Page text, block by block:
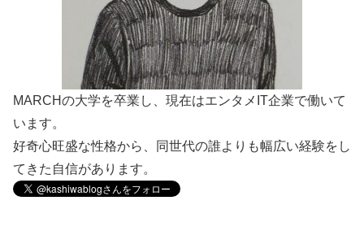
MARCHの大学を卒業し、現在はエンタメIT企業で働いて
います。
好奇心旺盛な性格から、同世代の誰よりも幅広い経験をし
てきた自信があります。